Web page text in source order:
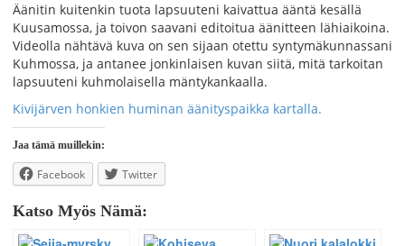
Äänitin kuitenkin tuota lapsuuteni kaivattua ääntä kesällä
Kuusamossa, ja toivon saavani editoitua äänitteen lähiaikoina.
Videolla nähtävä kuva on sen sijaan otettu syntymäkunnassani
Kuhmossa, ja antanee jonkinlaisen kuvan siitä, mitä tarkoitan
lapsuuteni kuhmolaisella mäntykankaalla.
Kivijärven honkien huminan äänityspaikka kartalla.
Jaa tämä muillekin:
Facebook Twitter
Katso Myös Nämä: